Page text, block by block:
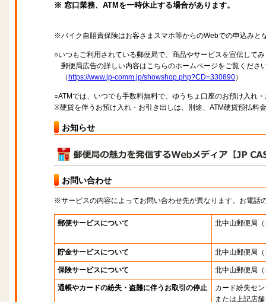
※ 窓口業務、ATMを一時休止する場合があります。
※バイク自賠責保険はお客さまスマホ等からのWebでの申込みと
○いつもご利用されている郵便局で、商品やサービスを宣伝して
郵便局広告の詳しい内容はこちらのホームページをご覧くださ
（ https://www.jp-comm.jp/showshop.php?CD=330890）
○ATMでは、いつでも手数料無料で、ゆうちょ口座のお預け入れ
※硬貨を伴うお預け入れ・お引き出しは、別途、ATM硬貨預払料
お知らせ
お問い合わせ
※サービスの内容によってお問い合わせ先が異なります。お電話
郵便サービスについて 北中山郵便局
貯金サービスについて 北中山郵便局
保険サービスについて 北中山郵便局
通帳やカードの紛失・盗難に伴うお取引の停止
カード紛失セ
または上記店舗